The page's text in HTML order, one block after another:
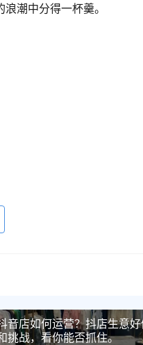
潮中分得一杯羹。
音店如何运营？抖店生意
挑战，看你能否抓住。